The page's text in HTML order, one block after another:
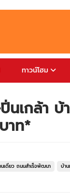
ทาวน์โฮม
เกล้า บ้
าท*
นเดี่ยว ถนนสำเร็จพัฒนา บ้า